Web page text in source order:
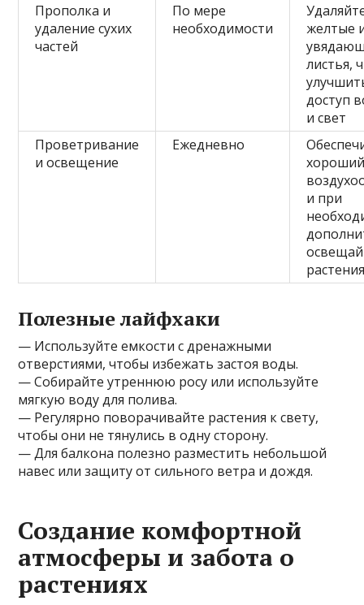
Прополка и
удаление сухих
частей
По мере
необходимости
желтые
листья,
доступ
и свет
Проветривание
и освещение
Ежедневно
и при
Полезные лайфхаки
— Используйте емкости с дренажными
отверстиями, чтобы избежать застоя воды.
— Собирайте утреннюю росу или используйте
мягкую воду для полива.
— Регулярно поворачивайте растения к свету,
чтобы они не тянулись в одну сторону.
— Для балкона полезно разместить небольшой
навес или защиту от сильного ветра и дождя.
Создание комфортной
атмосферы и забота о
растениях